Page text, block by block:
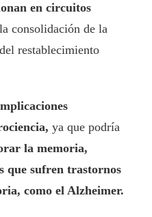
en circuitos
consolidación de la
restablecimiento
ya que podría
la memoria,
que sufren trastornos
como el Alzheimer.